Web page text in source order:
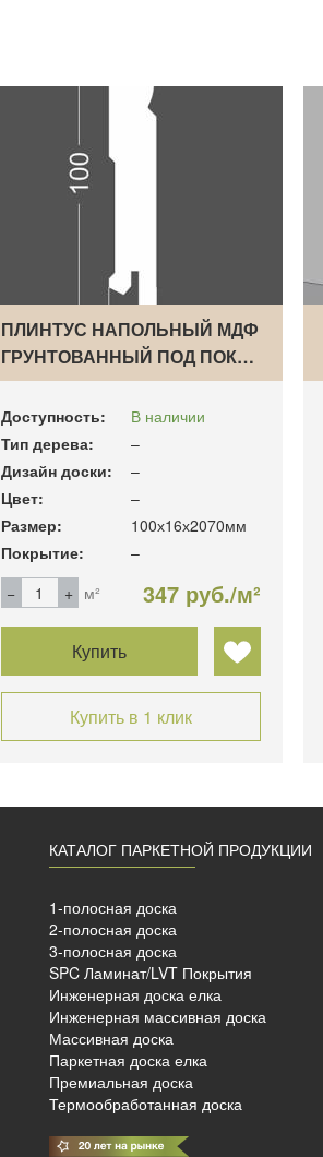
ПЛИНТУС НАПОЛЬНЫЙ МДФ
ГРУНТОВАННЫЙ ПОД ПОК…
Доступность:
В наличии
Тип дерева:
–
Дизайн доски:
–
Цвет:
–
Размер:
100х16х2070мм
Покрытие:
–
м²
347 руб./м²
Купить
Купить в 1 клик
КАТАЛОГ ПАРКЕТНОЙ ПРОДУКЦИИ
1-полосная доска
2-полосная доска
3-полосная доска
SPC Ламинат/LVT Покрытия
Инженерная доска елка
Инженерная массивная доска
Массивная доска
Паркетная доска елка
Премиальная доска
Термообработанная доска